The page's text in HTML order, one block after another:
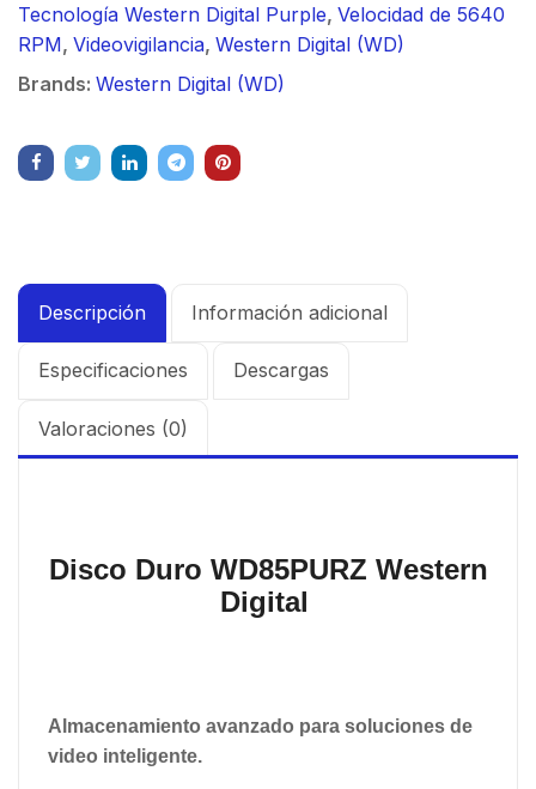
Tecnología Western Digital Purple, Velocidad de 5640
RPM, Videovigilancia, Western Digital (WD)
Brands: Western Digital (WD)
Descripción Información adicional
Especificaciones Descargas
Valoraciones (0)
Disco Duro WD85PURZ Western
Digital
Almacenamiento avanzado para soluciones de
video inteligente.